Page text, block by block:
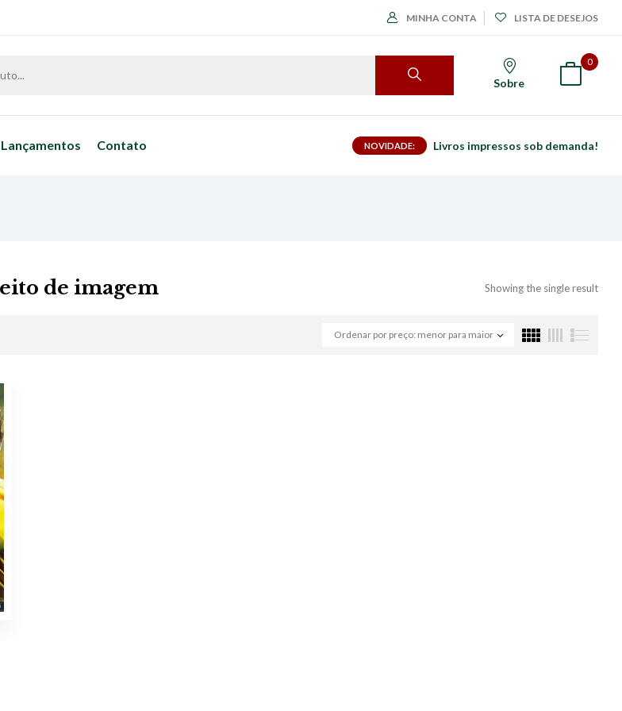
MINHA CONTA LISTA DE DESEJOS
Sobre
0
Lançamentos Contato NOVIDADE: Livros impressos sob demanda!
de imagem Showing the single result
Ordenar por preço: menor para maior